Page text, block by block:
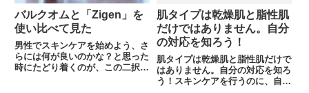
バルクオムと「Zigen」を
使い比べて見た
男性でスキンケアを始めよう、さ
らには何が良いのかな？と思った
時にたどり着くのが、この二択で
肌タイプは乾燥肌と脂性肌
だけではありません。自分
の対応を知ろう！
肌タイプは乾燥肌と脂性肌だけで
はありません。自分の対応を知ろ
う！スキンケアを行うのに、自分